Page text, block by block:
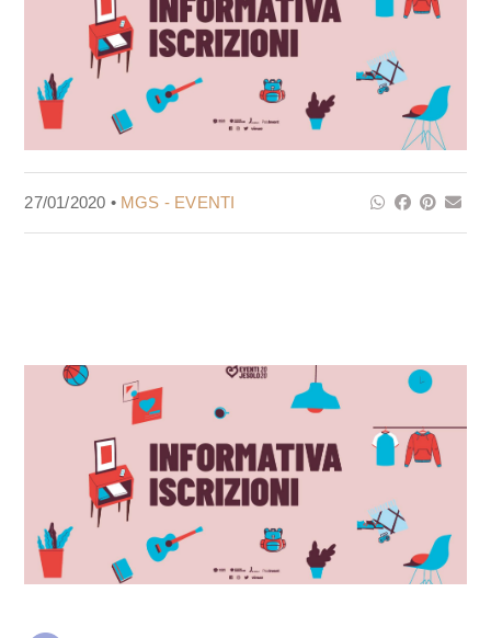
27/01/2020 • MGS - EVENTI